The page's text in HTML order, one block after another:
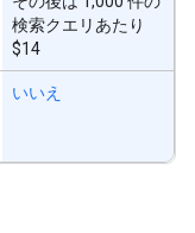
検索クエリあたり
$14
いいえ